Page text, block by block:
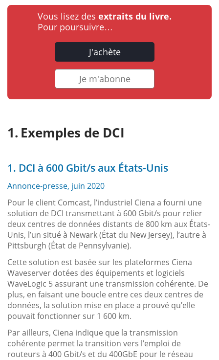
Vous lisez des extraits du livre.
Pour poursuivre…
J'achète
Je m'abonne
Exemples de DCI
1. DCI à 600 Gbit/s aux États-Unis
Annonce-presse, juin 2020
Pour le client Comcast, l’industriel Ciena a fourni une
solution de DCI transmettant à 600 Gbit/s pour relier
deux centres de données distants de 800 km aux États-
Unis, l’un situé à Newark (État du New Jersey), l’autre à
Pittsburgh (État de Pennsylvanie).
Cette solution est basée sur les plateformes Ciena
Waveserver dotées des équipements et logiciels
WaveLogic 5 assurant une transmission cohérente. De
plus, en faisant une boucle entre ces deux centres de
données, la solution mise en place a prouvé qu’elle
pouvait fonctionner sur 1 600 km.
Par ailleurs, Ciena indique que la transmission
cohérente permet la transition vers l’emploi de
routeurs à 400 Gbit/s et du 400GbE pour le réseau